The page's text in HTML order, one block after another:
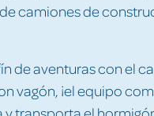
camiones de
de aventuras con el
vagón, ¡el equipo
y transporta el